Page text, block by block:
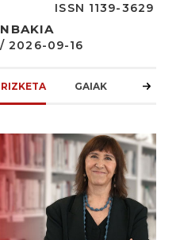
ISSN 1139-3629
2026-09-16
GAIAK